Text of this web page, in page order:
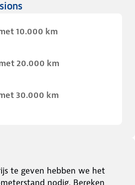
10.000 km
20.000 km
30.000 km
te geven hebben we het
nodig. Bereken